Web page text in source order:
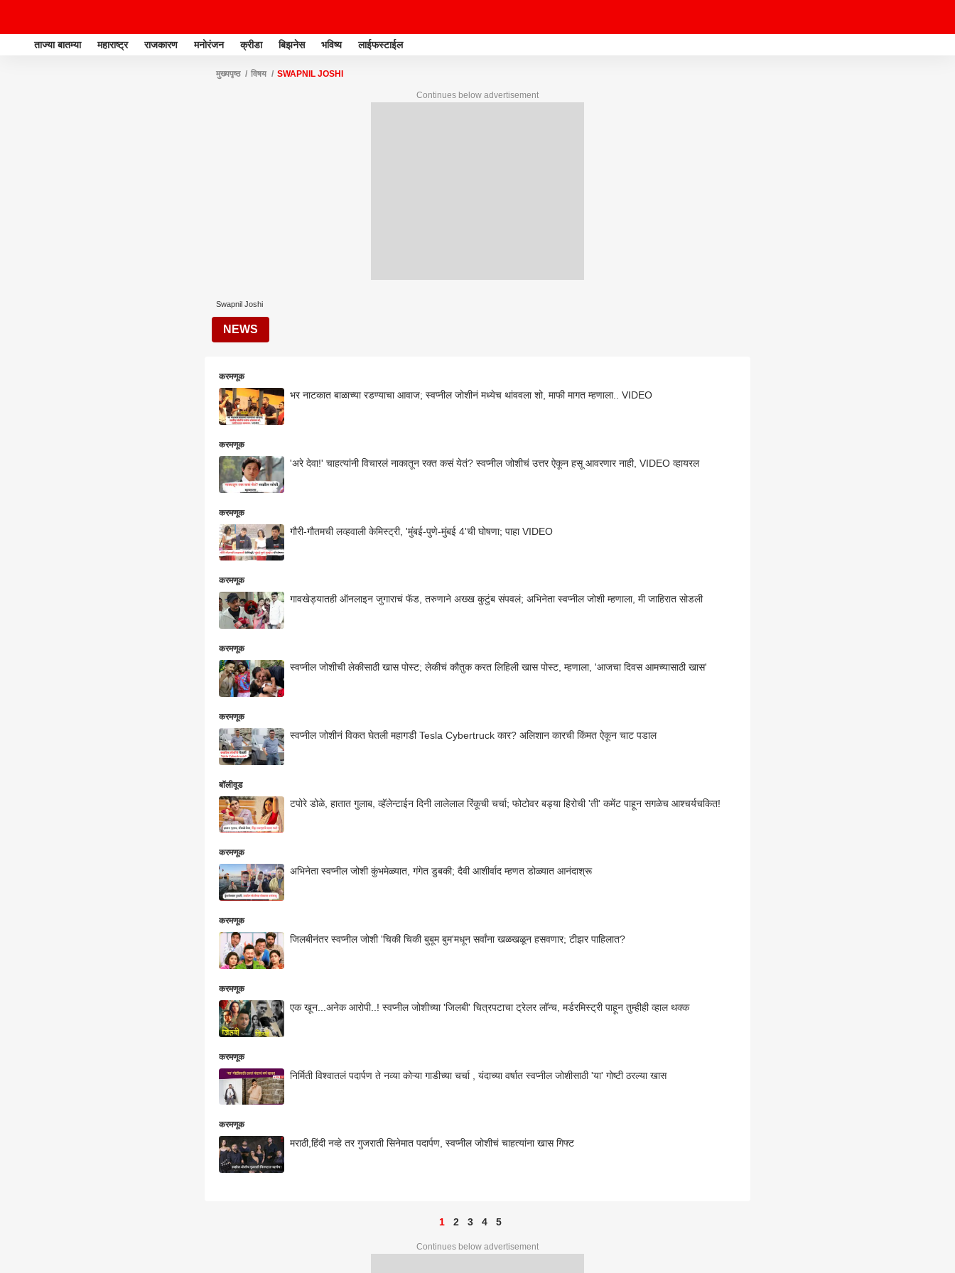
ताज्या बातम्या महाराष्ट्र राजकारण मनोरंजन क्रीडा बिझनेस भविष्य लाईफस्टाईल
मुख्यपृष्ठ विषय SWAPNIL JOSHI
Continues below advertisement
Swapnil Joshi
NEWS
करमणूक
भर नाटकात बाळाच्या रडण्याचा आवाज; स्वप्नील जोशीनं मध्येच थांववला शो, माफी मागत म्हणाला.. VIDEO
करमणूक
'अरे देवा!' चाहत्यांनी विचारलं नाकातून रक्त कसं येतं? स्वप्नील जोशीचं उत्तर ऐकून हसू आवरणार नाही, VIDEO व्हायरल
करमणूक
गौरी-गौतमची लव्हवाली केमिस्ट्री, 'मुंबई-पुणे-मुंबई 4'ची घोषणा; पाहा VIDEO
करमणूक
गावखेड्यातही ऑनलाइन जुगाराचं फॅड, तरुणाने अख्ख कुटुंब संपवलं; अभिनेता स्वप्नील जोशी म्हणाला, मी जाहिरात सोडली
करमणूक
स्वप्नील जोशीची लेकीसाठी खास पोस्ट; लेकीचं कौतुक करत लिहिली खास पोस्ट, म्हणाला, 'आजचा दिवस आमच्यासाठी खास'
करमणूक
स्वप्नील जोशीनं विकत घेतली महागडी Tesla Cybertruck कार? अलिशान कारची किंमत ऐकून चाट पडाल
बॉलीवूड
टपोरे डोळे, हातात गुलाब, व्हॅलेन्टाईन दिनी लालेलाल रिंकूची चर्चा; फोटोवर बड्या हिरोची 'ती' कमेंट पाहून सगळेच आश्चर्यचकित!
करमणूक
अभिनेता स्वप्नील जोशी कुंभमेळ्यात, गंगेत डुबकी; दैवी आशीर्वाद म्हणत डोळ्यात आनंदाश्रू
करमणूक
जिलबीनंतर स्वप्नील जोशी 'चिकी चिकी बुबूम बुम'मधून सर्वांना खळखळून हसवणार; टीझर पाहिलात?
करमणूक
एक खून...अनेक आरोपी..! स्वप्नील जोशीच्या 'जिलबी' चित्रपटाचा ट्रेलर लॉन्च, मर्डरमिस्ट्री पाहून तुम्हीही व्हाल थक्क
करमणूक
निर्मिती विश्वातलं पदार्पण ते नव्या कोऱ्या गाडीच्या चर्चा , यंदाच्या वर्षात स्वप्नील जोशीसाठी 'या' गोष्टी ठरल्या खास
करमणूक
मराठी,हिंदी नव्हे तर गुजराती सिनेमात पदार्पण, स्वप्नील जोशीचं चाहत्यांना खास गिफ्ट
1 2 3 4 5
Continues below advertisement